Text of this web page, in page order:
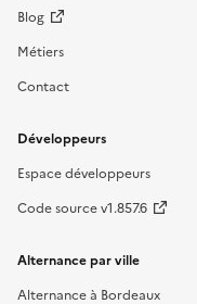
Blog
Métiers
Contact
Développeurs
Espace développeurs
Code source v1.857.6
Alternance par ville
Alternance à Bordeaux